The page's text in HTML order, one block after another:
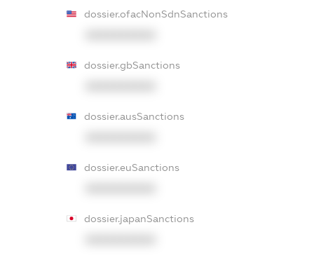
dossier.ofacNonSdnSanctions
dossier.gbSanctions
dossier.ausSanctions
dossier.euSanctions
dossier.japanSanctions